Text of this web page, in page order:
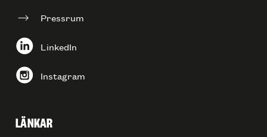
Pressrum
LinkedIn
Instagram
LÄNKAR